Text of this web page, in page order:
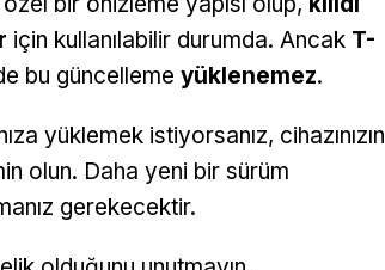
için kullanılabilir durumda. Ancak T-
bu güncelleme yüklenemez.
yüklemek istiyorsanız, cihazınızın
olun. Daha yeni bir sürüm
gerekecektir.